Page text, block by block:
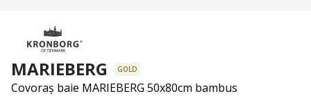
MARIEBERG GOLD
Covoraș baie MARIEBERG 50x80cm bambus